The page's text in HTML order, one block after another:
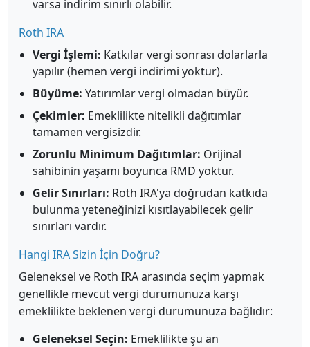
varsa indirim sınırlı olabilir.
Roth IRA
Vergi İşlemi: Katkılar vergi sonrası dolarlarla
yapılır (hemen vergi indirimi yoktur).
Büyüme: Yatırımlar vergi olmadan büyür.
Çekimler: Emeklilikte nitelikli dağıtımlar
tamamen vergisizdir.
Zorunlu Minimum Dağıtımlar: Orijinal
sahibinin yaşamı boyunca RMD yoktur.
Gelir Sınırları: Roth IRA'ya doğrudan katkıda
bulunma yeteneğinizi kısıtlayabilecek gelir
sınırları vardır.
Hangi IRA Sizin İçin Doğru?
Geleneksel ve Roth IRA arasında seçim yapmak
genellikle mevcut vergi durumunuza karşı
emeklilikte beklenen vergi durumunuza bağlıdır:
Geleneksel Seçin: Emeklilikte şu an